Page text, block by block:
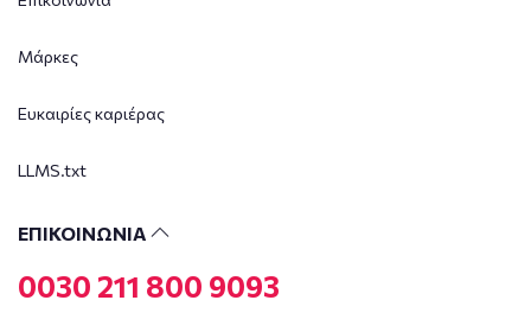
Μάρκες
Ευκαιρίες καριέρας
LLMS.txt
ΕΠΙΚΟΙΝΩΝΙΑ
0030 211 800 9093